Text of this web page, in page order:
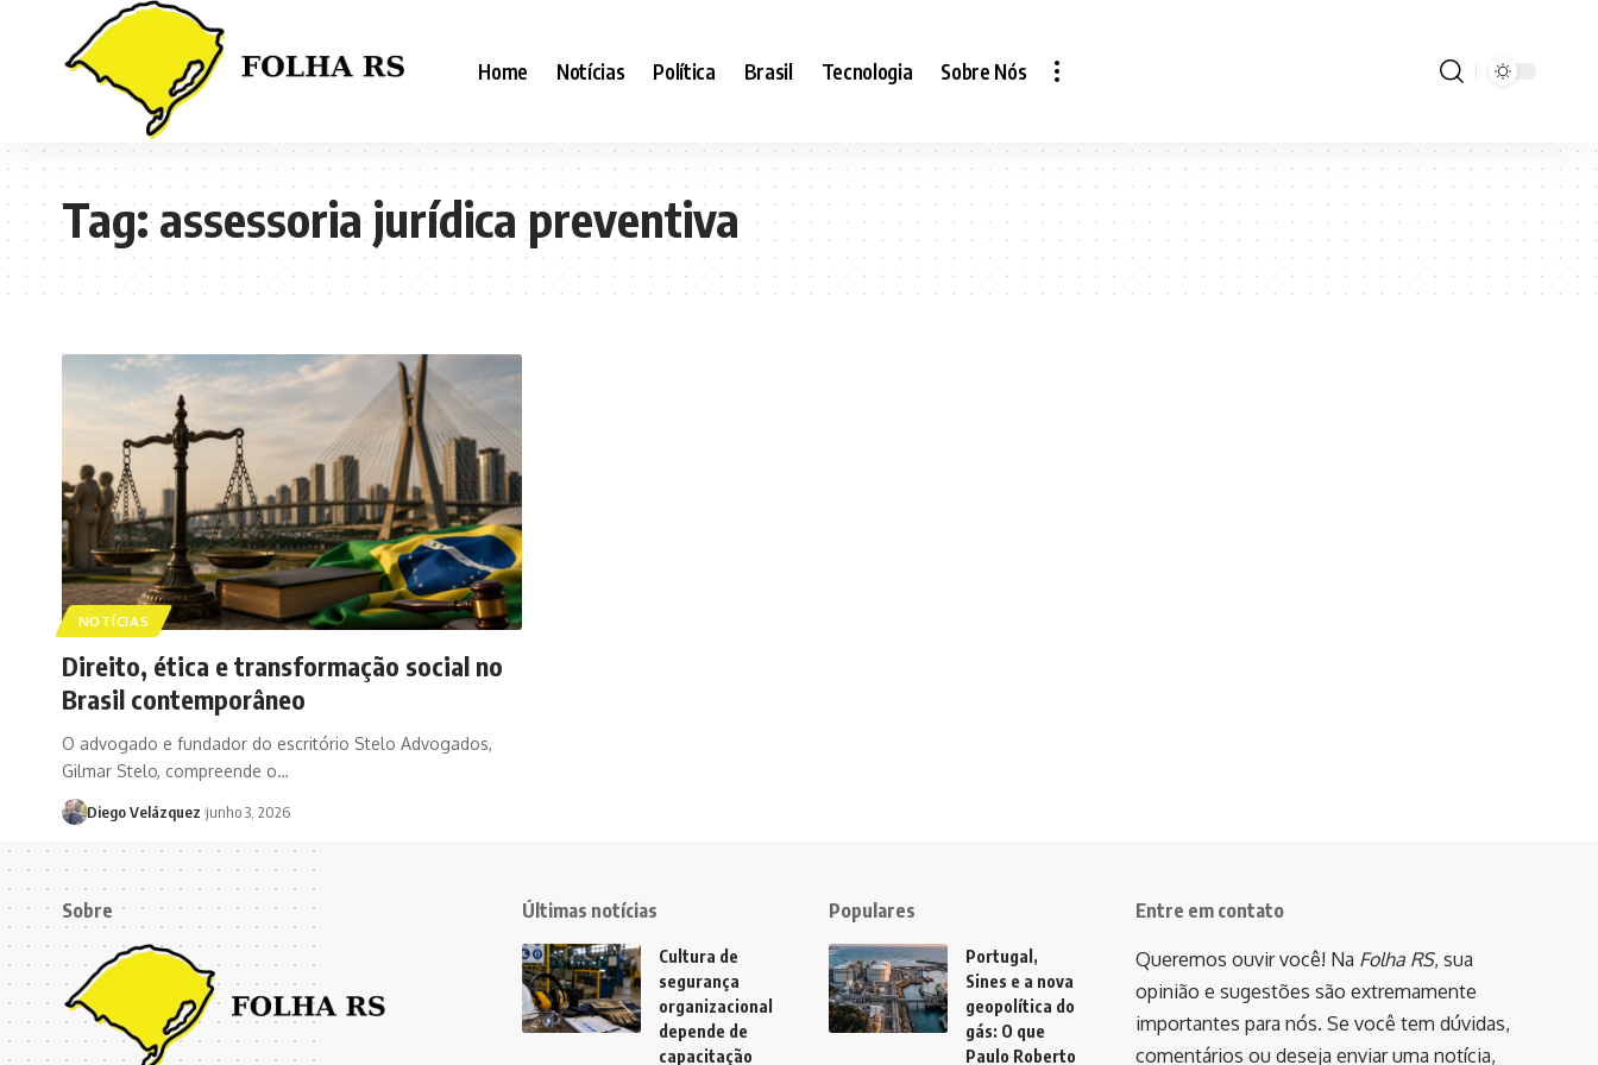
Home Notícias Política Brasil Tecnologia Sobre Nós
Tag:assessoria jurídica preventiva
NOTÍCIAS
Direito, ética e transformação social no
Brasil contemporâneo
O advogado e fundador do escritório Stelo Advogados,
Gilmar Stelo, compreende o…
Diego Velázquez junho 3, 2026
Sobre Últimas notícias
Cultura de
segurança
organizacional
depende de
capacitação
Populares
Portugal,
Sines e a nova
geopolítica do
gás: O que
Paulo Roberto
Entre em contato
Queremos ouvir você! Na Folha RS, sua
opinião e sugestões são extremamente
importantes para nós. Se você tem dúvidas,
comentários ou deseja enviar uma notícia,